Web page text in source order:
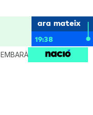
ara mateix
19:38
EMBARÀS CRIANÇA